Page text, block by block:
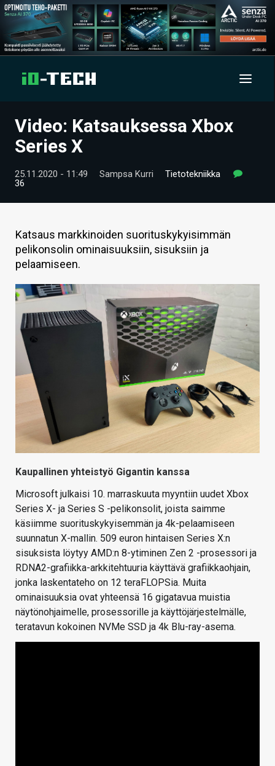
UUTISET
VIDEOT
TIETOA
HINTA.FI
KAUPPA
VAIHDA TEEMA
HAKU
Video: Katsauksessa Xbox
Series X
25.11.2020 - 11:49 Sampsa Kurri
Tietotekniikka
36
Katsaus markkinoiden suorituskykyisimmän
pelikonsolin ominaisuuksiin, sisuksiin ja
pelaamiseen.
Kaupallinen yhteistyö Gigantin kanssa
Microsoft julkaisi 10. marraskuuta myyntiin uudet Xbox
Series X- ja Series S -pelikonsolit, joista saimme
käsiimme suorituskykyisemmän ja 4k-pelaamiseen
suunnatun X-mallin. 509 euron hintaisen Series X:n
sisuksista löytyy AMD:n 8-ytiminen Zen 2 -prosessori ja
RDNA2-grafiikka-arkkitehtuuria käyttävä grafiikkaohjain,
jonka laskentateho on 12 teraFLOPSia. Muita
ominaisuuksia ovat yhteensä 16 gigatavua muistia
näytönohjaimelle, prosessorille ja käyttöjärjestelmälle,
teratavun kokoinen NVMe SSD ja 4k Blu-ray-asema.